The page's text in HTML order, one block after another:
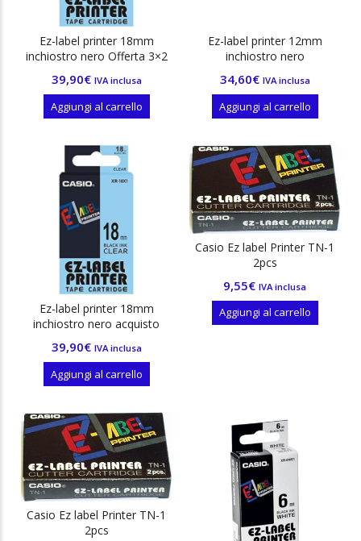
Ez-label printer 18mm
inchiostro nero Offerta 3×2
39,90€ IVA inclusa
Aggiungi al carrello
Ez-label printer 12mm
inchiostro nero
34,60€ IVA inclusa
Aggiungi al carrello
Ez-label printer 18mm
inchiostro nero acquisto
39,90€ IVA inclusa
Aggiungi al carrello
Casio Ez label Printer TN-1
2pcs
9,55€ IVA inclusa
Aggiungi al carrello
Casio Ez label Printer TN-1
2pcs